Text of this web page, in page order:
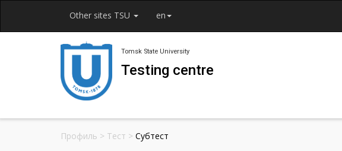
Other sites TSU en
Tomsk State University
Testing centre
Профиль > Тест > Субтест